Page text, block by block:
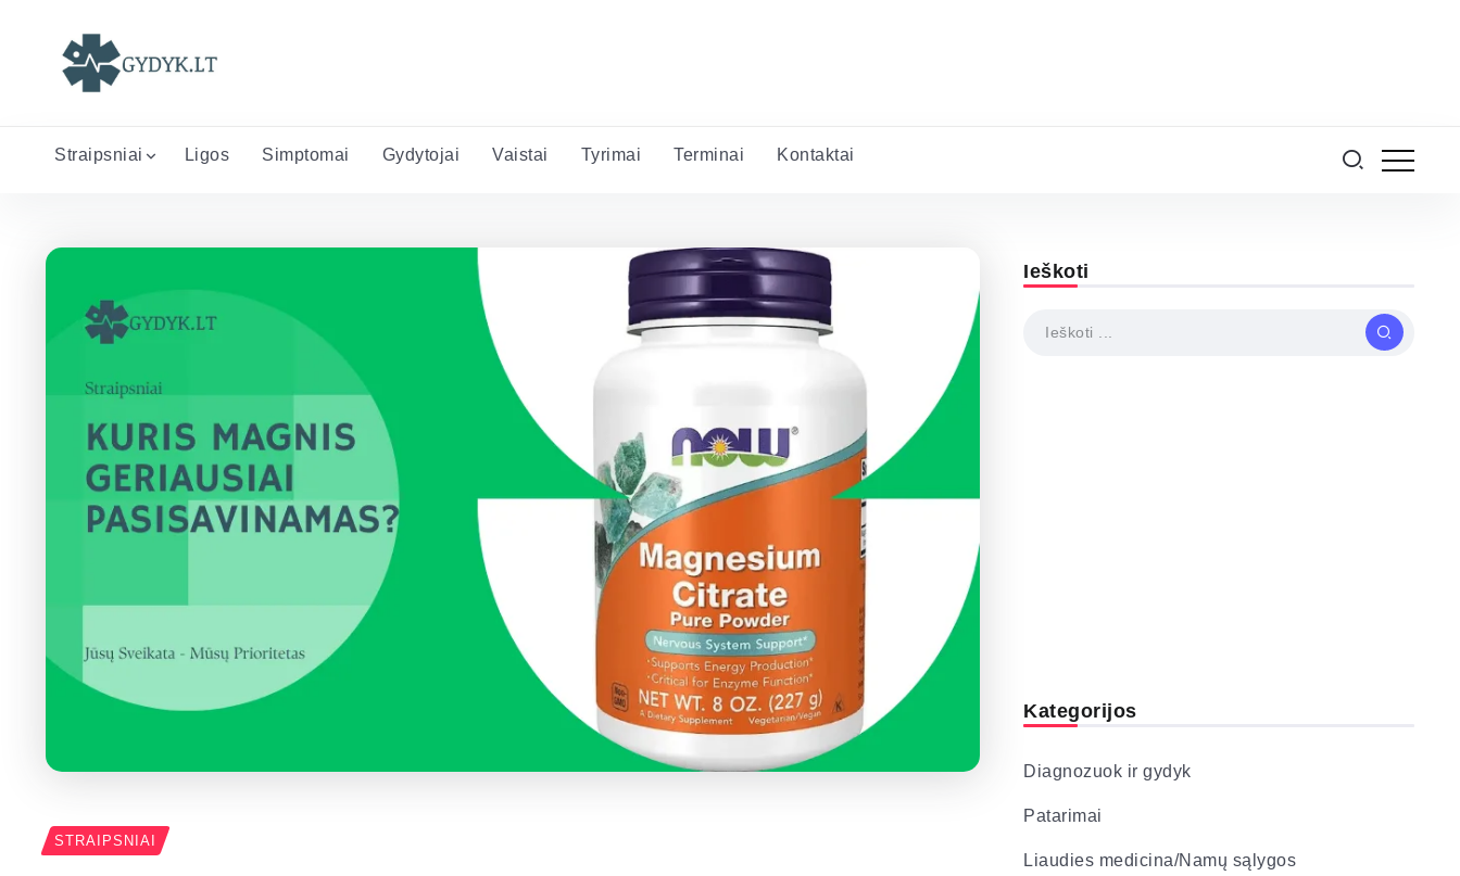
Straipsniai Ligos Simptomai Gydytojai Vaistai Tyrimai Terminai Kontaktai
STRAIPSNIAI
Ieškoti
Kategorijos
Diagnozuok ir gydyk
Patarimai
Liaudies medicina/Namų sąlygos